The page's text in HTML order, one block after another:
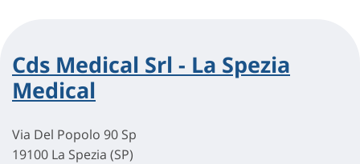
Cds Medical Srl - La Spezia
Medical
Via Del Popolo 90 Sp
19100 La Spezia (SP)